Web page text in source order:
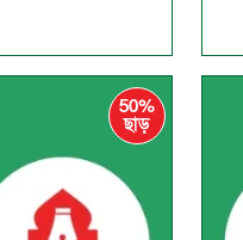
50%
ছাড়